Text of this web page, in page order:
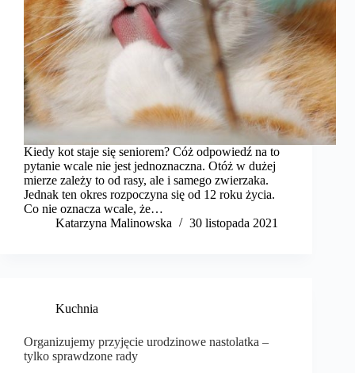
Kiedy kot staje się seniorem? Cóż odpowiedź na to
pytanie wcale nie jest jednoznaczna. Otóż w dużej
mierze zależy to od rasy, ale i samego zwierzaka.
Jednak ten okres rozpoczyna się od 12 roku życia.
Co nie oznacza wcale, że…
Katarzyna Malinowska
30 listopada 2021
Kuchnia
Organizujemy przyjęcie urodzinowe nastolatka –
tylko sprawdzone rady